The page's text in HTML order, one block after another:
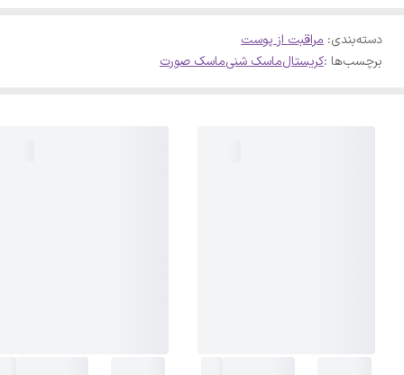
دسته‌بندی: مراقبت از پوست
برچسب‌ها :کریستالماسک شنیماسک صورت